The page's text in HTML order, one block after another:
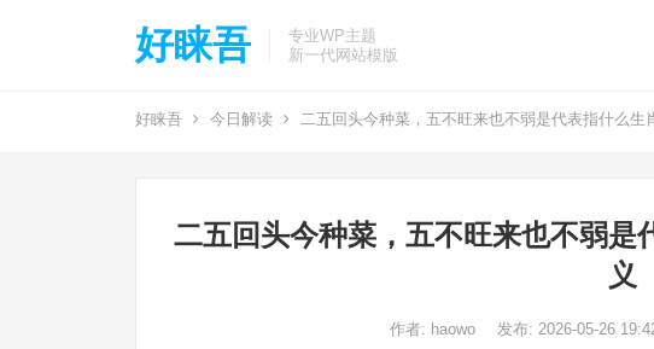
好睐吾
专业WP主题
新一代网站模版
好睐吾 今日解读 二五回头今种菜，五不旺来也不弱是代表指什么生
二五回头今种菜，五不旺来也不弱是
义
作者: haowo 发布: 2026-05-26